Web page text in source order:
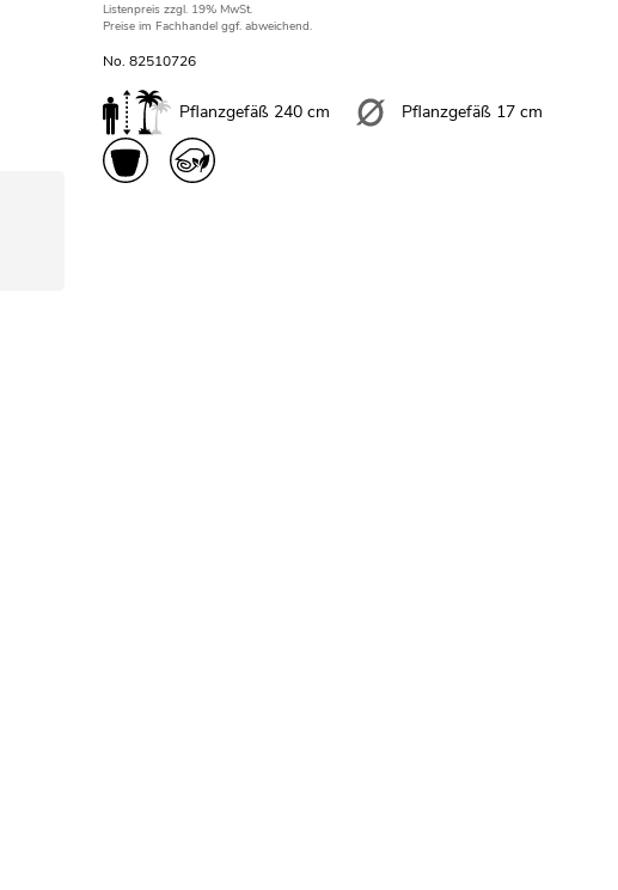
Listenpreis zzgl. 19% MwSt.
Preise im Fachhandel ggf. abweichend.
No. 82510726
Pflanzgefäß 240 cm Pflanzgefäß 17 cm